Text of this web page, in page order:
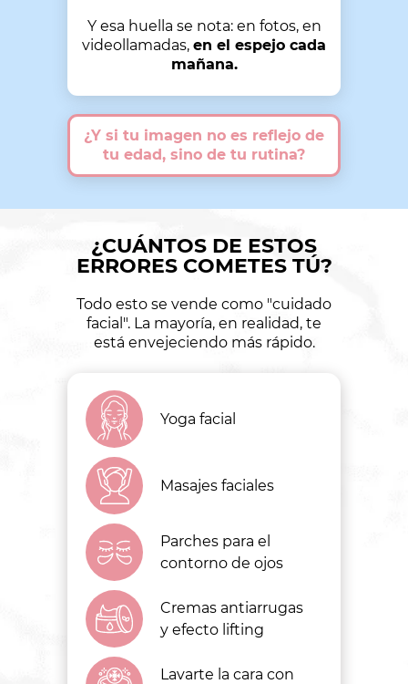
Y esa huella se nota: en fotos, en
videollamadas, en el espejo cada
mañana.
¿Y si tu imagen no es reflejo de
tu edad, sino de tu rutina?
¿CUÁNTOS DE ESTOS
ERRORES COMETES TÚ?
Todo esto se vende como "cuidado
facial". La mayoría, en realidad, te
está envejeciendo más rápido.
Yoga facial
Masajes faciales
Parches para el
contorno de ojos
Cremas antiarrugas
y efecto lifting
Lavarte la cara con